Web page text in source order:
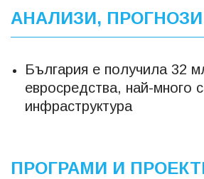
АНАЛИЗИ, ПРОГНОЗИ
България е получила 32
евросредства, най-много
инфраструктура
ПРОГРАМИ И